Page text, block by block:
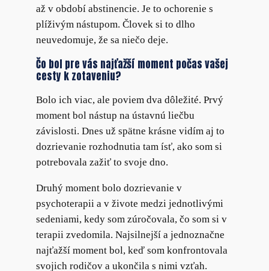
až v období abstinencie. Je to ochorenie s
plíživým nástupom. Človek si to dlho
neuvedomuje, že sa niečo deje.
Čo bol pre vás najťažší moment počas vašej
cesty k zotaveniu?
Bolo ich viac, ale poviem dva dôležité. Prvý
moment bol nástup na ústavnú liečbu
závislosti. Dnes už spätne krásne vidím aj to
dozrievanie rozhodnutia tam ísť, ako som si
potrebovala zažiť to svoje dno.
Druhý moment bolo dozrievanie v
psychoterapii a v živote medzi jednotlivými
sedeniami, kedy som zúročovala, čo som si v
terapii zvedomila. Najsilnejší a jednoznačne
najťažší moment bol, keď som konfrontovala
svojich rodičov a ukončila s nimi vzťah.